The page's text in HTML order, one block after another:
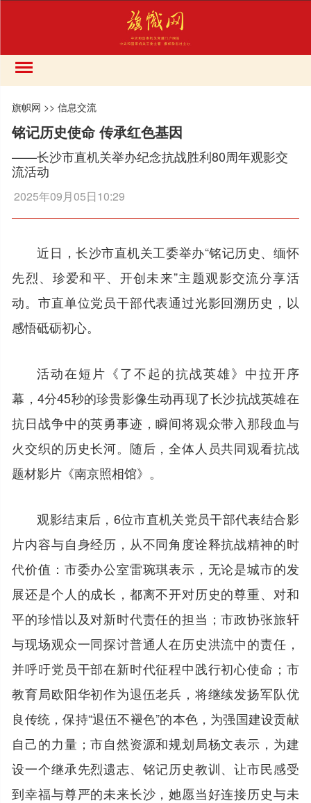
旗帜网 >>信息交流
铭记历史使命 传承红色基因
——长沙市直机关举办纪念抗战胜利80周年观影交
流活动
2025年09月05日10:29
近日，长沙市直机关工委举办“铭记历史、缅怀
先烈、珍爱和平、开创未来”主题观影交流分享活
动。市直单位党员干部代表通过光影回溯历史，以
感悟砥砺初心。
活动在短片《了不起的抗战英雄》中拉开序
幕，4分45秒的珍贵影像生动再现了长沙抗战英雄在
抗日战争中的英勇事迹，瞬间将观众带入那段血与
火交织的历史长河。随后，全体人员共同观看抗战
题材影片《南京照相馆》。
观影结束后，6位市直机关党员干部代表结合影
片内容与自身经历，从不同角度诠释抗战精神的时
代价值：市委办公室雷琬琪表示，无论是城市的发
展还是个人的成长，都离不开对历史的尊重、对和
平的珍惜以及对新时代责任的担当；市政协张旅轩
与现场观众一同探讨普通人在历史洪流中的责任，
并呼吁党员干部在新时代征程中践行初心使命；市
教育局欧阳华初作为退伍老兵，将继续发扬军队优
良传统，保持“退伍不褪色”的本色，为强国建设贡献
自己的力量；市自然资源和规划局杨文表示，为建
设一个继承先烈遗志、铭记历史教训、让市民感受
到幸福与尊严的未来长沙，她愿当好连接历史与未